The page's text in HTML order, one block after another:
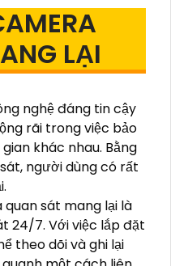
LẠI
nghệ đáng tin cậy
rãi trong việc bảo
khác nhau. Bằng
người dùng có rất
sát mang lại là
24/7. Với việc lắp đặt
theo dõi và ghi lại